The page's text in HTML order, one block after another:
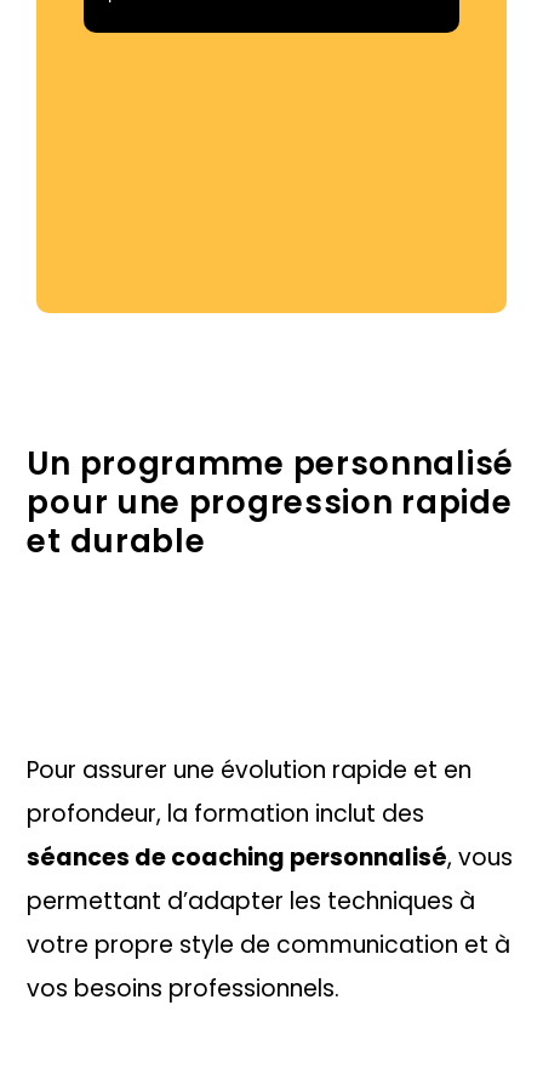
Un programme personnalisé
pour une progression rapide
et durable
Pour assurer une évolution rapide et en
profondeur, la formation inclut des
séances de coaching personnalisé, vous
permettant d’adapter les techniques à
votre propre style de communication et à
vos besoins professionnels.